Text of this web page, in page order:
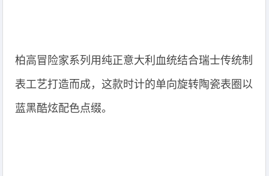
柏高冒险家系列用纯正意大利血统结合瑞士传统制
表工艺打造而成，这款时计的单向旋转陶瓷表圈以
蓝黑酷炫配色点缀。